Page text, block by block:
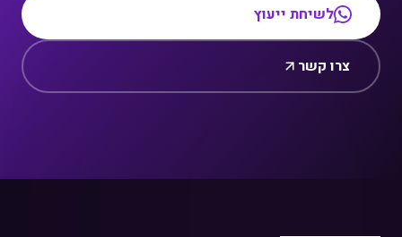
לשיחת ייעוץ
צרו קשר